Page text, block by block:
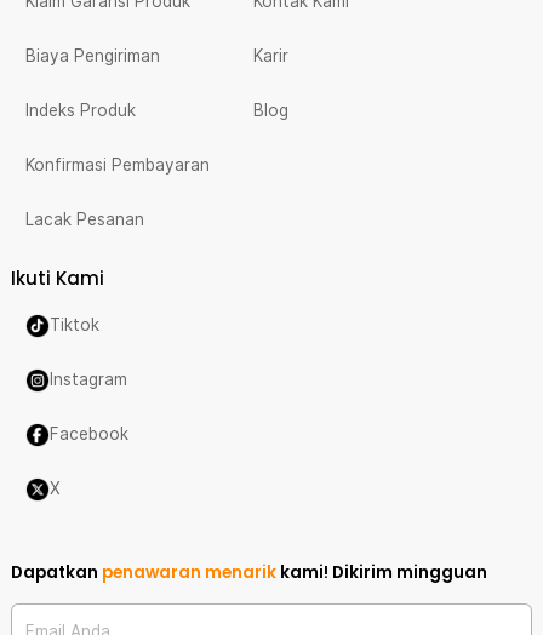
Biaya Pengiriman
Indeks Produk
Konfirmasi Pembayaran
Lacak Pesanan
Karir
Blog
Ikuti Kami
Tiktok
Instagram
Facebook
X
Dapatkan penawaran menarik kami! Dikirim mingguan
Email Anda